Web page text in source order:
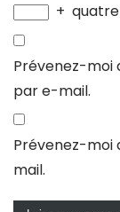
+ quatre
Prévenez-moi
par e-mail.
Prévenez-moi
mail.